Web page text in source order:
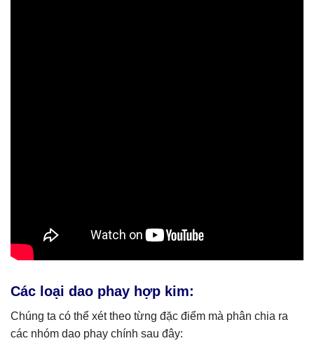
Các loại dao phay hợp kim:
Chúng ta có thể xét theo từng đặc điểm mà phân chia ra
các nhóm dao phay chính sau đây: